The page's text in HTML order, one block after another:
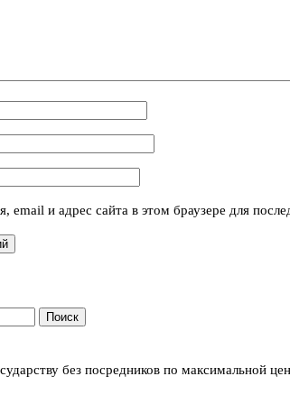
email и адрес сайта в этом браузере для
без посредников по максимальной